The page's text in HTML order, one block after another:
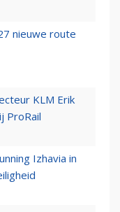
nieuwe route
KLM Erik
ProRail
Izhavia in